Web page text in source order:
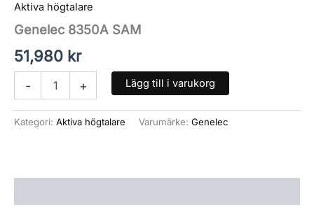
Aktiva högtalare
Genelec 8350A SAM
51,980 kr
- + Lägg till i varukorg
Kategori: Aktiva högtalare Varumärke: Genelec